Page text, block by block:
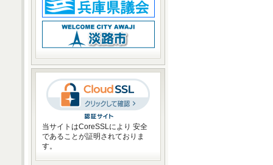
当サイトはCoreSSLにより 安全
であることが証明されておりま
す。